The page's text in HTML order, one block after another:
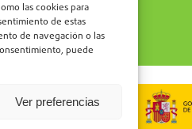
las cookies para
de estas
de navegación o las
puede
Ver preferencias